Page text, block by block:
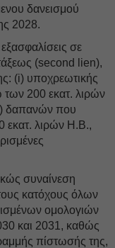
δανεισμού
2028.
σε
(second lien),
(i) υποχρεωτικής
200 εκατ. λιρών
δαπανών που
εκατ. λιρών Η.Β.,
συναίνεση
κατόχους όλων
ομολογιών
και 2031, καθώς
πίστωσής της,